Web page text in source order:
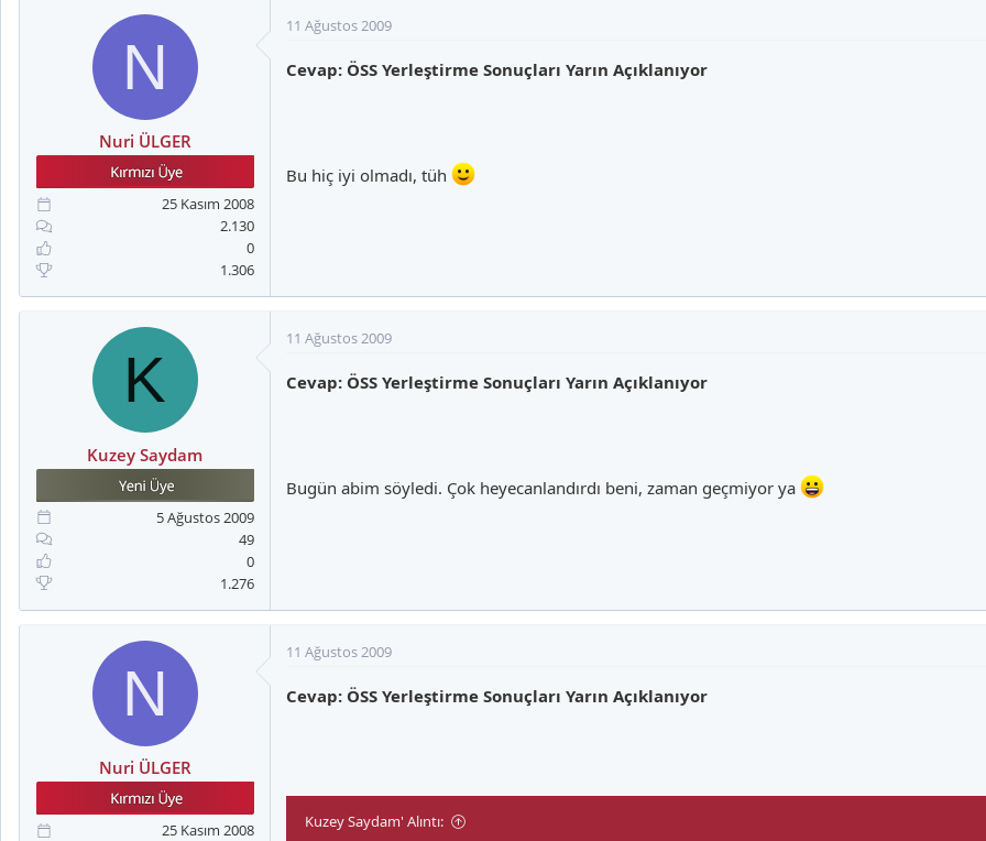
N
Nuri ÜLGER
25 Kasım 2008
2.130
0
1.306
11 Ağustos 2009
Cevap: ÖSS Yerleştirme Sonuçları Yarın Açıklanıyor
Bu hiç iyi olmadı, tüh
K
Kuzey Saydam
5 Ağustos 2009
49
0
1.276
11 Ağustos 2009
Cevap: ÖSS Yerleştirme Sonuçları Yarın Açıklanıyor
Bugün abim söyledi. Çok heyecanlandırdı beni, zaman geçmiyor ya
N
Nuri ÜLGER
25 Kasım 2008
11 Ağustos 2009
Cevap: ÖSS Yerleştirme Sonuçları Yarın Açıklanıyor
Kuzey Saydam' Alıntı: